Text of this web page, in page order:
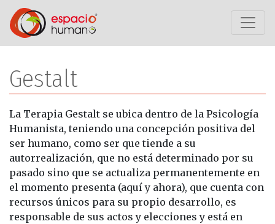
Saltar al contenido
Gestalt
La Terapia Gestalt se ubica dentro de la Psicología
Humanista, teniendo una concepción positiva del
ser humano, como ser que tiende a su
autorrealización, que no está determinado por su
pasado sino que se actualiza permanentemente en
el momento presenta (aquí y ahora), que cuenta con
recursos únicos para su propio desarrollo, es
responsable de sus actos y elecciones y está en